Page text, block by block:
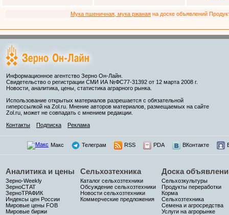
Мука пшеничная, мука ржаная на доске объявлений
Информационное агентство Зерно Он-Лайн.
Свидетельство о регистрации СМИ ИА №ФС77-31392 от 12 марта 2008 г.
Новости, аналитика, цены, статистика аграрного рынка.
Использование открытых материалов разрешается с обязательной
гиперссылкой на Zol.ru. Мнение авторов материалов, размещаемых на сайте
Zol.ru, может не совпадать с мнением редакции.
Контакты
Подписка Реклама
Макс Телеграм RSS PDA ВКонтакте
Аналитика и цены
Зерно-Weekly
ЗерноСТАТ
ЗерноТРАФИК
Индексы цен России
Мировые цены FOB
Мировые биржи
Сельхозтехника
Каталог сельхозтехники
Обсуждение сельхозтехники
Новости сельхозтехники
Коммерческие предложения
Доска
Сельхозкультуры
Продукты переработки
Корма
Сельхозтехника
Семена и агросредства
Услуги на агрорынке